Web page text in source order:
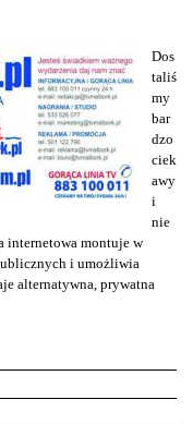
Dos
taliś
my
bar
dzo
ciek
awy
i
nie
internetowa montuje w
i umożliwia
alternatywna, prywatna